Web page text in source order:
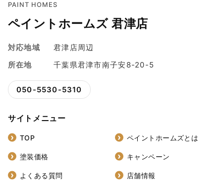
PAINT HOMES
ペイントホームズ 君津店
対応地域
君津店周辺
所在地
千葉県君津市南子安8-20-5
050-5530-5310
サイトメニュー
TOP ペイントホームズとは
塗装価格 キャンペーン
よくある質問 店舗情報